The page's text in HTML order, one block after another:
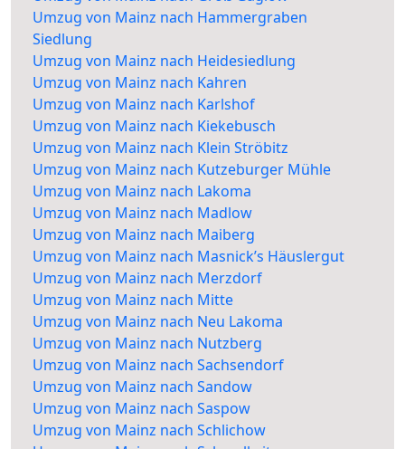
Umzug von Mainz nach Hammergraben
Siedlung
Umzug von Mainz nach Heidesiedlung
Umzug von Mainz nach Kahren
Umzug von Mainz nach Karlshof
Umzug von Mainz nach Kiekebusch
Umzug von Mainz nach Klein Ströbitz
Umzug von Mainz nach Kutzeburger Mühle
Umzug von Mainz nach Lakoma
Umzug von Mainz nach Madlow
Umzug von Mainz nach Maiberg
Umzug von Mainz nach Masnick’s Häuslergut
Umzug von Mainz nach Merzdorf
Umzug von Mainz nach Mitte
Umzug von Mainz nach Neu Lakoma
Umzug von Mainz nach Nutzberg
Umzug von Mainz nach Sachsendorf
Umzug von Mainz nach Sandow
Umzug von Mainz nach Saspow
Umzug von Mainz nach Schlichow